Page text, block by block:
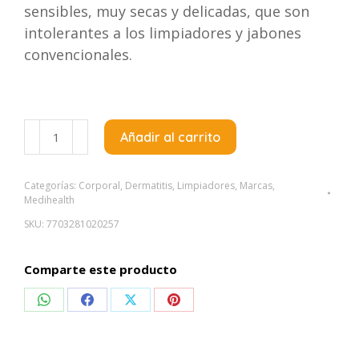
sensibles, muy secas y delicadas, que son
intolerantes a los limpiadores y jabones
convencionales.
Medihealth
Aquatop
Liquido
x
cantidad
Añadir al carrito
Categorías: Corporal, Dermatitis, Limpiadores, Marcas,
Medihealth
SKU: 7703281020257
Comparte este producto
CompartirCompartirCompartirCompartir